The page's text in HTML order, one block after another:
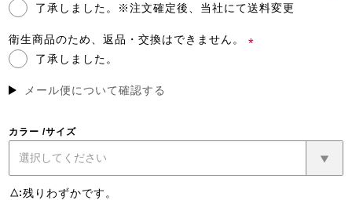
了承しました。※注文確定後、当社にて送料変更
衛生商品のため、返品・交換はできません。
了承しました。
メール便について確認する
カラー サイズ
△ 残りわずかです。